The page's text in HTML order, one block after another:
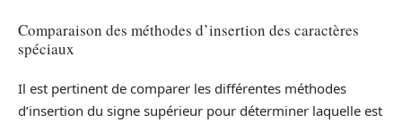
Comparaison des méthodes d’insertion des caractères
spéciaux
Il est pertinent de comparer les différentes méthodes
d’insertion du signe supérieur pour déterminer laquelle est